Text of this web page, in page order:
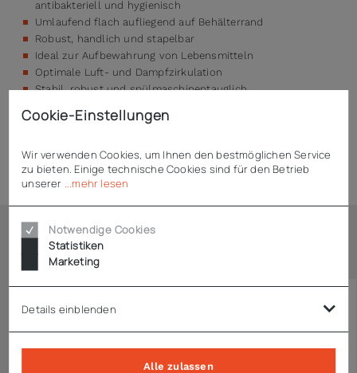
antibakteriell und hygienisch
Umlaufend flach aufliegend auf Behälterrand
Robust, handlich und stapelbar
Ideal zur Aufbewahrung von Lebensmitteln
Optimale Luft- und Dampfzirkulation
Stabil, robust und spülmaschinentauglich
Technische Daten
Ähnliche Artikel
Cookie-Einstellungen
Wir verwenden Cookies, um Ihnen den bestmöglichen Service
zu bieten. Einige technische Cookies sind für den Betrieb
unserer ...mehr lesen
Notwendige Cookies
Statistiken
Marketing
Details einblenden
Alle zulassen